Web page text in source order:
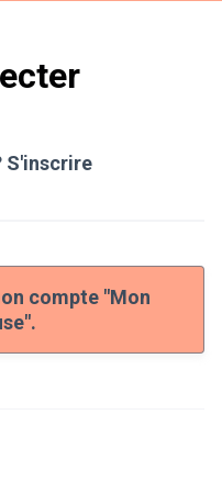
S'inscrire
compte "Mon